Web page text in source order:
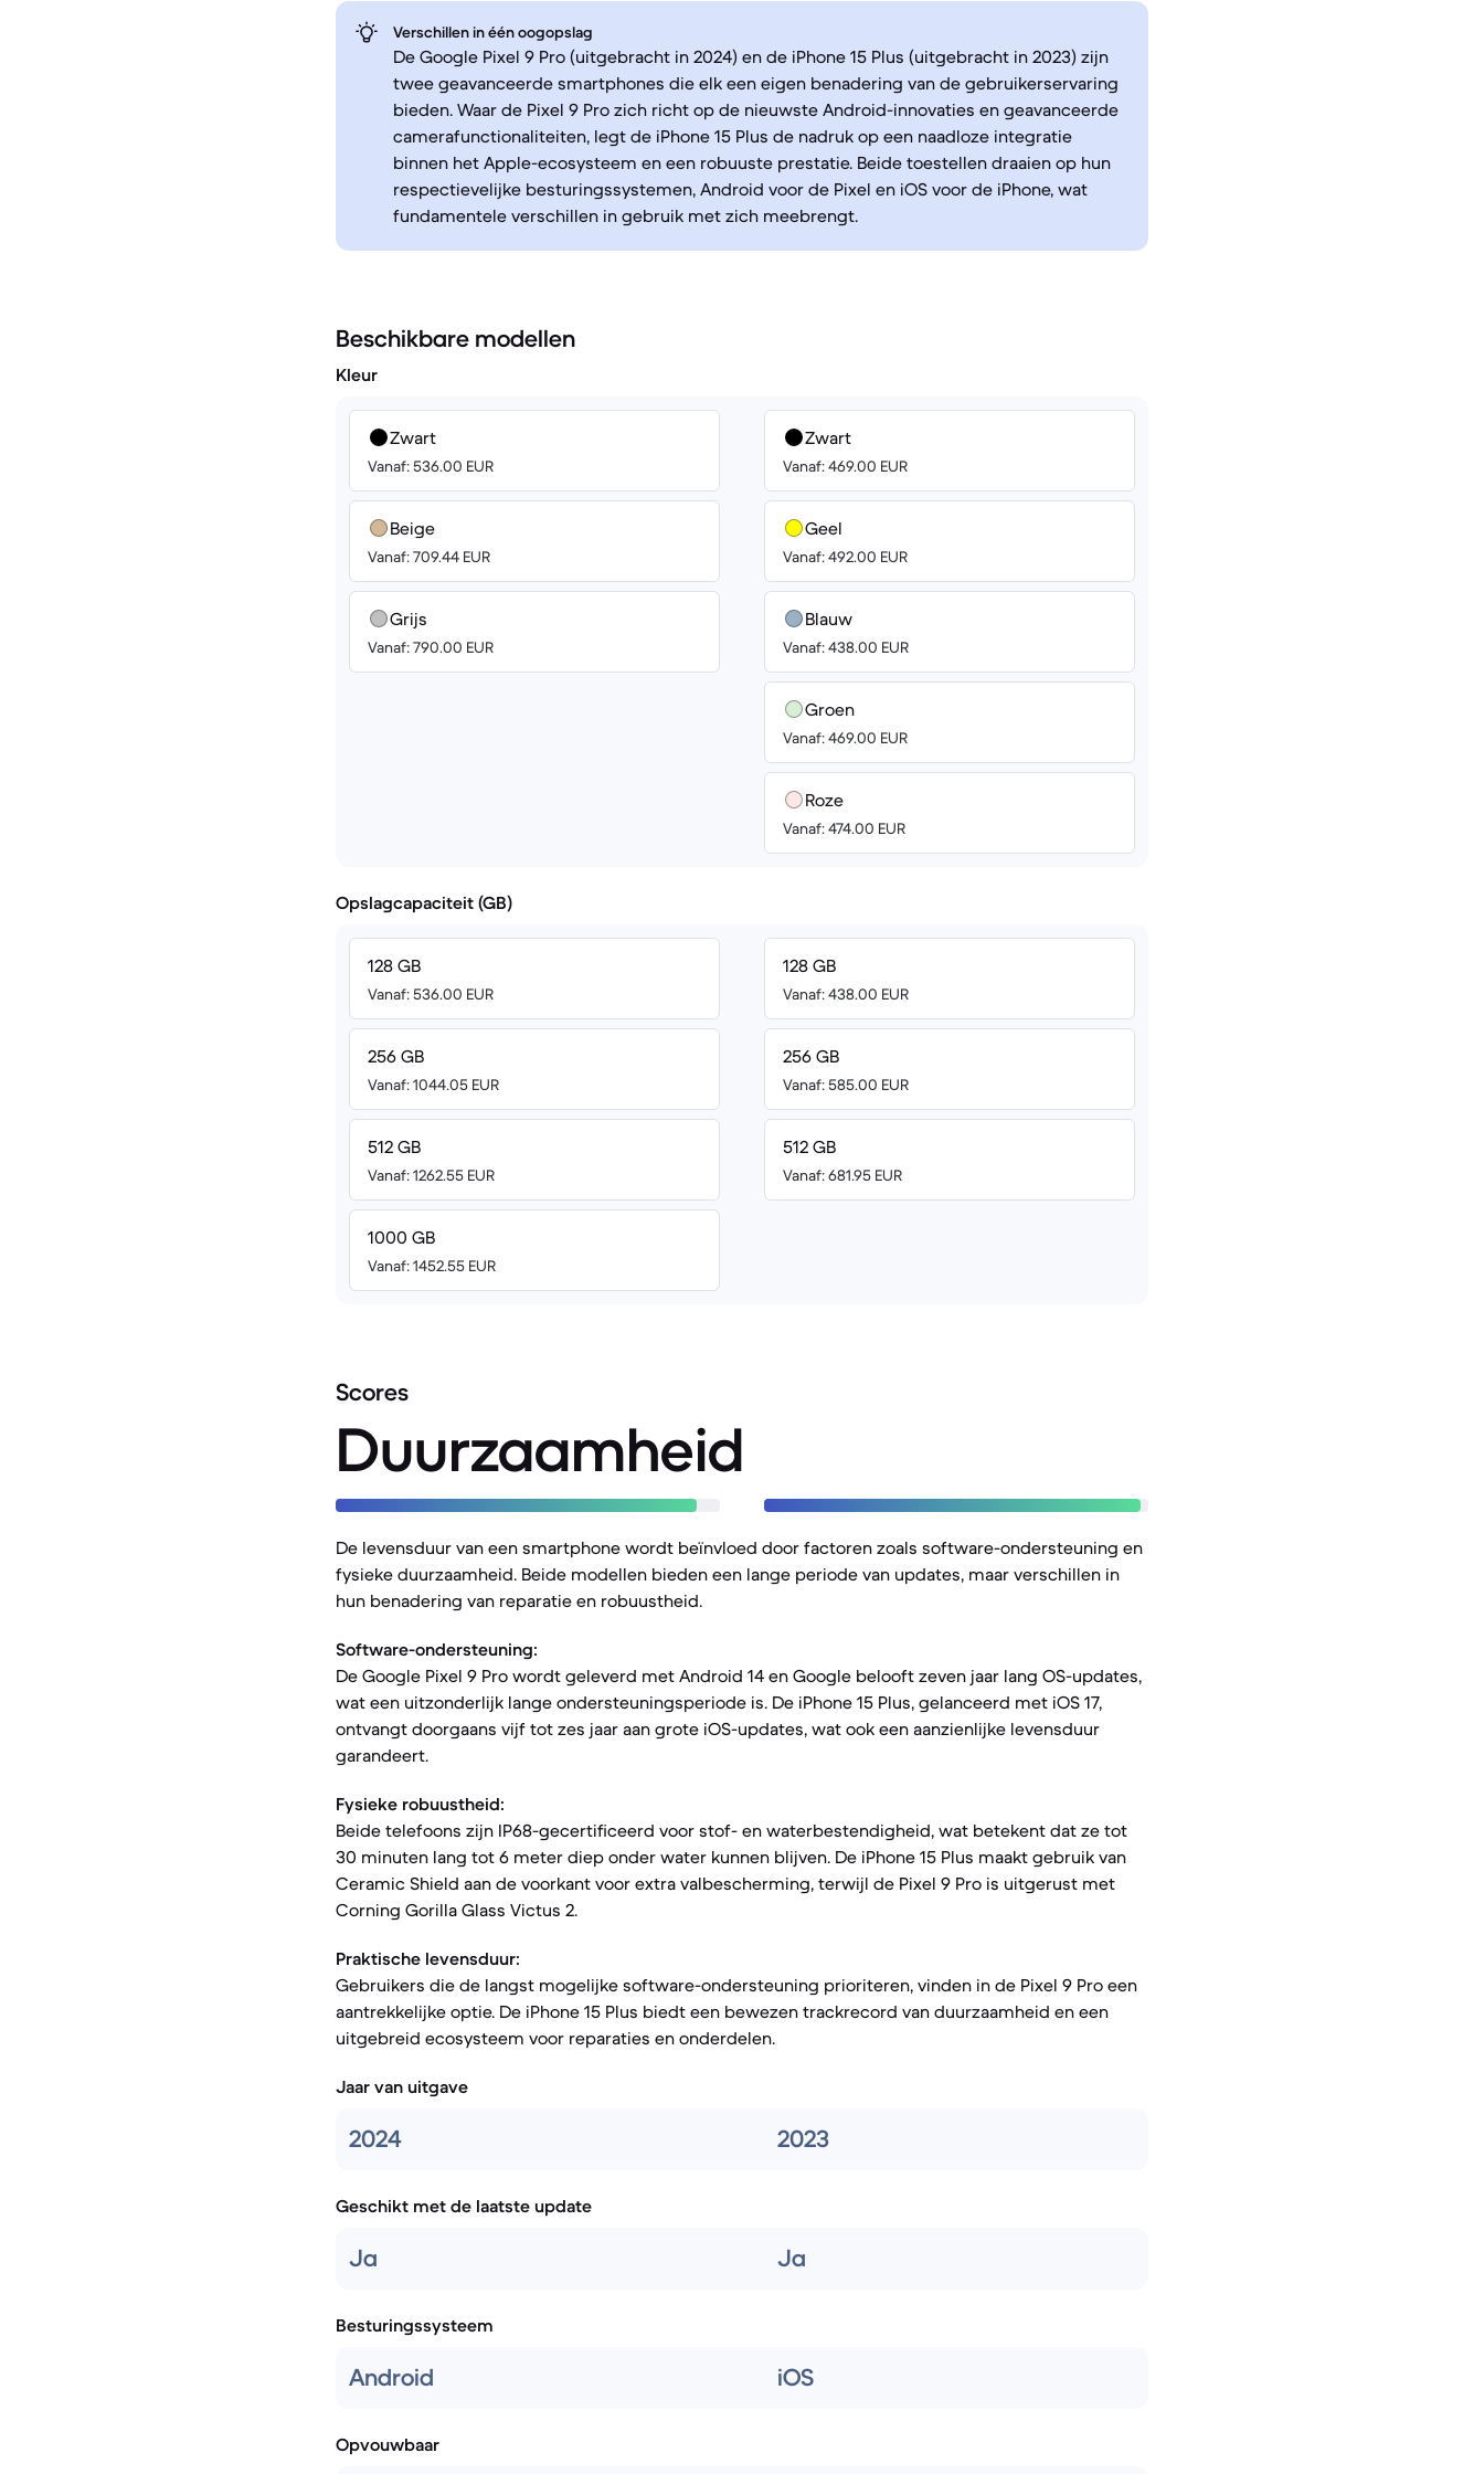
Verschillen in één oogopslag
De Google Pixel 9 Pro (uitgebracht in 2024) en de iPhone 15 Plus (uitgebracht in 2023) zijn
twee geavanceerde smartphones die elk een eigen benadering van de gebruikerservaring
bieden. Waar de Pixel 9 Pro zich richt op de nieuwste Android-innovaties en geavanceerde
camerafunctionaliteiten, legt de iPhone 15 Plus de nadruk op een naadloze integratie
binnen het Apple-ecosysteem en een robuuste prestatie. Beide toestellen draaien op hun
respectievelijke besturingssystemen, Android voor de Pixel en iOS voor de iPhone, wat
fundamentele verschillen in gebruik met zich meebrengt.
Beschikbare modellen
Kleur
Zwart
Vanaf: 536.00 EUR
Beige
Vanaf: 709.44 EUR
Grijs
Vanaf: 790.00 EUR
Zwart
Vanaf: 469.00 EUR
Geel
Vanaf: 492.00 EUR
Blauw
Vanaf: 438.00 EUR
Groen
Vanaf: 469.00 EUR
Roze
Vanaf: 474.00 EUR
Opslagcapaciteit (GB)
128 GB
Vanaf: 536.00 EUR
256 GB
Vanaf: 1044.05 EUR
512 GB
Vanaf: 1262.55 EUR
1000 GB
Vanaf: 1452.55 EUR
128 GB
Vanaf: 438.00 EUR
256 GB
Vanaf: 585.00 EUR
512 GB
Vanaf: 681.95 EUR
Scores
Duurzaamheid
De levensduur van een smartphone wordt beïnvloed door factoren zoals software-ondersteuning en
fysieke duurzaamheid. Beide modellen bieden een lange periode van updates, maar verschillen in
hun benadering van reparatie en robuustheid.
Software-ondersteuning:
De Google Pixel 9 Pro wordt geleverd met Android 14 en Google belooft zeven jaar lang OS-updates,
wat een uitzonderlijk lange ondersteuningsperiode is. De iPhone 15 Plus, gelanceerd met iOS 17,
ontvangt doorgaans vijf tot zes jaar aan grote iOS-updates, wat ook een aanzienlijke levensduur
garandeert.
Fysieke robuustheid:
Beide telefoons zijn IP68-gecertificeerd voor stof- en waterbestendigheid, wat betekent dat ze tot
30 minuten lang tot 6 meter diep onder water kunnen blijven. De iPhone 15 Plus maakt gebruik van
Ceramic Shield aan de voorkant voor extra valbescherming, terwijl de Pixel 9 Pro is uitgerust met
Corning Gorilla Glass Victus 2.
Praktische levensduur:
Gebruikers die de langst mogelijke software-ondersteuning prioriteren, vinden in de Pixel 9 Pro een
aantrekkelijke optie. De iPhone 15 Plus biedt een bewezen trackrecord van duurzaamheid en een
uitgebreid ecosysteem voor reparaties en onderdelen.
Jaar van uitgave
2024 2023
Geschikt met de laatste update
Ja Ja
Besturingssysteem
Android iOS
Opvouwbaar